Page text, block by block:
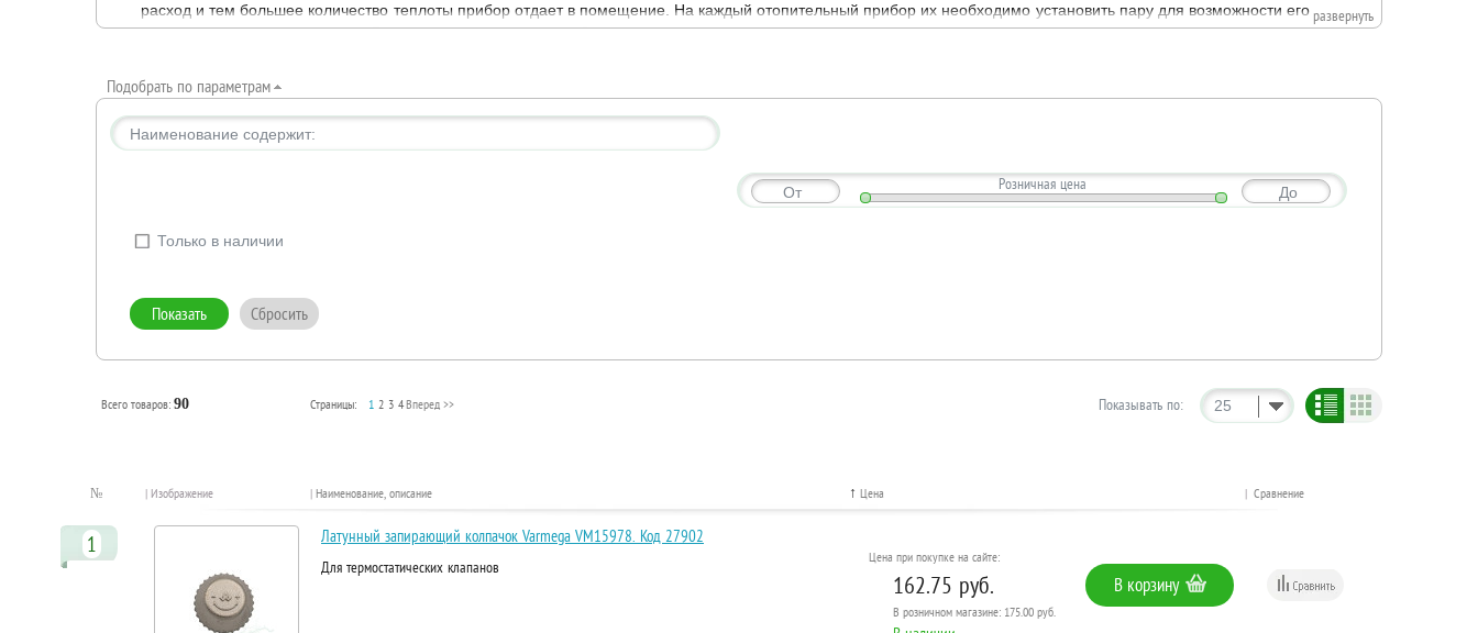
расход и тем большее количество теплоты прибор отдает в помещение. На каждый отопительный прибор их необходимо установить пару для возможности его
отсечки от системы отопления. В нашем ассортименте есть 3 основные разновидности:
Нижние — для их открытия и закрытия необходим шестигранник.
развернуть
Подобрать по параметрам
Наименование содержит:
От До
Розничная цена
Только в наличии
Всего товаров: 90 Страницы: 1 2 3 4Вперед >> 25
Показывать по:
№ | Изображение | Наименование, описание ↑ Цена | Сравнение
1 Латунный запирающий колпачок Varmega VM15978. Код 27902
Для термостатических клапанов
Цена при покупке на сайте:
162.75 руб.
В розничном магазине: 175.00 руб.
В корзину